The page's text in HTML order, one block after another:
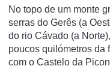
No topo de um monte
serras do Gerês (a
do rio Cávado (a
poucos quilómetros da
com o Castelo da